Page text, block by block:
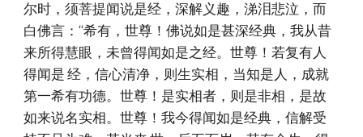
尔时，须菩提闻说是经，深解义趣，涕泪悲泣，而
白佛言：“希有，世尊！佛说如是甚深经典，我从昔
来所得慧眼，未曾得闻如是之经。世尊！若复有人
得闻是 经，信心清净，则生实相，当知是人，成就
第一希有功德。世尊！是实相者，则是非相，是故
如来说名实相。世尊！我今得闻如是经典，信解受